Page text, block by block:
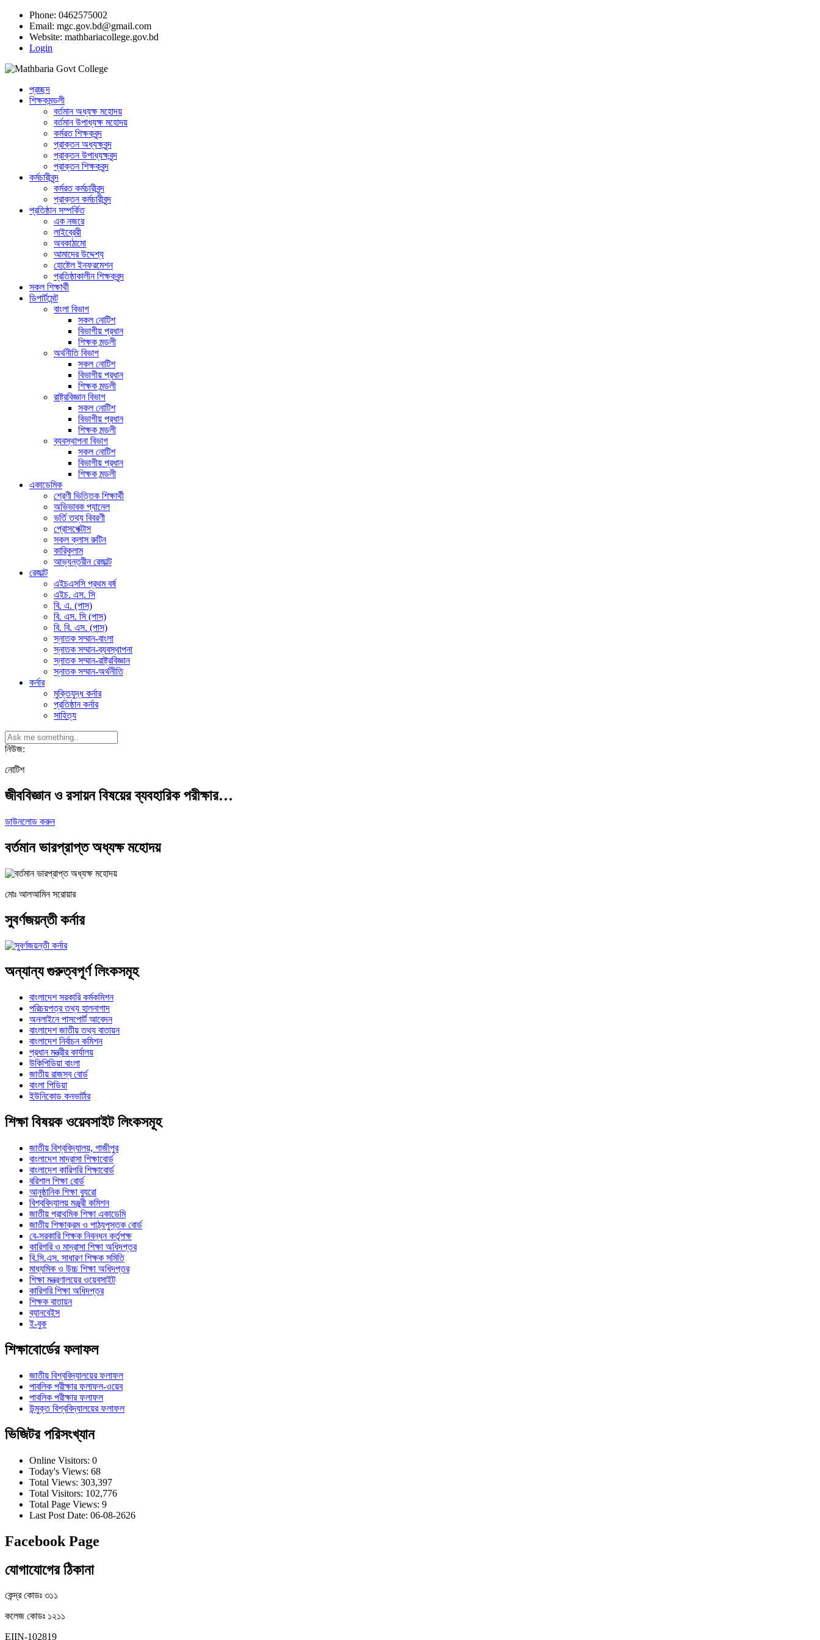
Phone: 0462575002
Email: mgc.gov.bd@gmail.com
Website: mathbariacollege.gov.bd
Login
প্রচ্ছদ
শিক্ষকমন্ডলী
বর্তমান অধ্যক্ষ মহোদয়
বর্তমান ‌উপাধ্যক্ষ মহোদয়
কর্মরত শিক্ষকবৃন্দ
প্রাক্তন অধ্যক্ষবৃন্দ
প্রাক্তন উপাধ্যক্ষবৃন্দ
প্রাক্তন শিক্ষকবৃন্দ
কর্মচারীবৃন্দ
কর্মরত কর্মচারীবৃন্দ
প্রাক্তন কর্মচারীবৃন্দ
প্রতিষ্ঠান সম্পর্কিত
এক নজরে
লাইব্রেরী
অবকাঠামো
আমাদের উদ্দেশ্য
হোষ্টেল ইনফরমেশন
প্রতিষ্ঠাকালীন শিক্ষকবৃন্দ
সকল শিক্ষার্থী
ডিপার্টমেন্ট
বাংলা বিভাগ
সকল নোটিশ
বিভাগীয় প্রধান
শিক্ষক মন্ডলী
অর্থনীতি বিভাগ
সকল নোটিশ
বিভাগীয় প্রধান
শিক্ষক মন্ডলী
রাষ্ট্রবিজ্ঞান বিভাগ
সকল নোটিশ
বিভাগীয় প্রধান
শিক্ষক মন্ডলী
ব্যবস্থাপনা বিভাগ
সকল নোটিশ
বিভাগীয় প্রধান
শিক্ষক মন্ডলী
একাডেমিক
শ্রেণী ভিত্তিক শিক্ষার্থী
অভিভাবক প্যানেল
ভর্তি তথ্য বিবরণী
প্রোসপেক্টাস
সকল ক্লাস রুটিন
কারিকুলাম
আভ্যন্তরীন রেজাল্ট
রেজাল্ট
এইচএসসি প্রথম বর্ষ
এইচ. এস. সি
বি. এ. (পাস)
বি. এস. সি (পাস)
বি. বি. এস. (পাস)
স্নাতক সম্মান-বাংলা
স্নাতক সম্মান-ব্যবস্থাপনা
স্নাতক সম্মান-রাষ্ট্রবিজ্ঞান
স্নাতক সম্মান-অর্থনীতি
কর্নার
মুক্তিযুদ্ধ কর্নার
প্রতিষ্ঠান কর্নার
সাহিত্য
নিউজ:
নোটিশ
জীববিজ্ঞান ও রসায়ন বিষয়ের ব্যবহারিক পরীক্ষার…
ডাউনলোড করুন
বর্তমান ভারপ্রাপ্ত অধ্যক্ষ মহোদয়
মোঃ আলআমিন সরোয়ার
সুবর্ণজয়ন্তী কর্নার
অন্যান্য গুরুত্বপূর্ণ লিংকসমূহ
বাংলাদেশ সরকারি কর্মকমিশন
পরিচয়পত্র তথ্য হালনাগাদ
অনলাইনে পাসপোর্ট আবেদন
বাংলাদেশ জাতীয় তথ্য বাতায়ন
বাংলাদেশ নির্বাচন কমিশন
প্রধান মন্ত্রীর কার্যালয়
উকিপিডিয়া বাংলা
জাতীয় রাজস্ব বোর্ড
বাংলা পিডিয়া
ইউনিকোড কনভার্টার
শিক্ষা বিষয়ক ওয়েবসাইট লিংকসমূহ
জাতীয় বিশ্ববিদ্যালয়, গাজীপুর
বাংলাদেশ মাদ্রাসা শিক্ষাবোর্ড
বাংলাদেশ কারিগরি শিক্ষাবোর্ড
বরিশাল শিক্ষা বোর্ড
আনুষ্ঠানিক শিক্ষা ব্যুরো
বিশ্ববিদ্যালয় মঞ্জুরী কমিশন
জাতীয় প্রাথমিক শিক্ষা একাডেমি
জাতীয় শিক্ষাক্রম ও পাঠ্যপুস্তক বোর্ড
বে-সরকারি শিক্ষক নিবন্ধন কর্তৃপক্ষ
কারিগরি ও মাদ্রাসা শিক্ষা অধিদপ্তর
বি.সি.এস. সাধারণ শিক্ষক সমিতি
মাধ্যমিক ও উচ্চ শিক্ষা অধিদপ্তর
শিক্ষা মন্ত্রণালয়ের ওয়েবসাইট
কারিগরি শিক্ষা অধিদপ্তর
শিক্ষক বাতায়ন
ব্যানবেইস
ই-বুক
শিক্ষাবোর্ডের ফলাফল
জাতীয় বিশ্ববিদ্যালয়ের ফলাফল
পাবলিক পরীক্ষার ফলাফল-ওয়েব
পাবলিক পরীক্ষার ফলাফল
উন্মুক্ত বিশ্ববিদ্যালয়ের ফলাফল
ভিজিটর পরিসংখ্যান
Online Visitors: 0
Today's Views: 68
Total Views: 303,397
Total Visitors: 102,776
Total Page Views: 9
Last Post Date: 06-08-2626
Facebook Page
যোগাযোগের ঠিকানা
কেন্দ্র কোডঃ ৩১১
কলেজ কোডঃ ১২১১
EIIN-102819